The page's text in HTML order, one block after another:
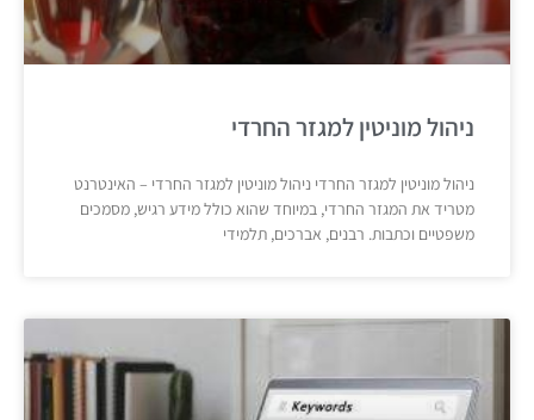
ניהול מוניטין למגזר החרדי
ניהול מוניטין למגזר החרדי ניהול מוניטין למגזר החרדי – האינטרנט
מטריד את המגזר החרדי, במיוחד שהוא כולל מידע רגיש, מסמכים
משפטיים וכתבות. רבנים, אברכים, תלמידי